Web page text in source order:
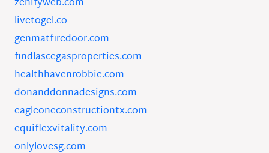
livetogel.co
genmatfiredoor.com
findlascegasproperties.com
healthhavenrobbie.com
donanddonnadesigns.com
eagleoneconstructiontx.com
equiflexvitality.com
onlylovesg.com